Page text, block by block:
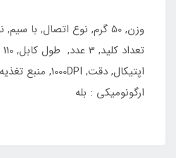
ارگونومیکی : بله